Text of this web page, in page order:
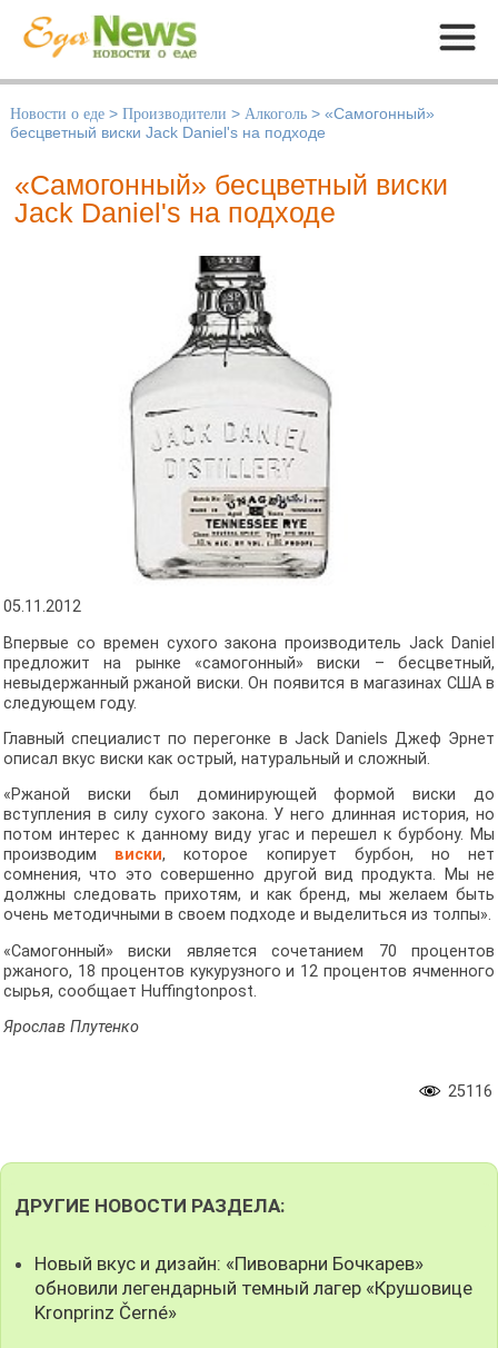
Меню
Новости о еде > Производители > Алкоголь > «Самогонный»
бесцветный виски Jack Daniel's на подходе
«Самогонный» бесцветный виски
Jack Daniel's на подходе
05.11.2012
Впервые со времен сухого закона производитель Jack Daniel
предложит на рынке «самогонный» виски – бесцветный,
невыдержанный ржаной виски. Он появится в магазинах США в
следующем году.
Главный специалист по перегонке в Jack Daniels Джеф Эрнет
описал вкус виски как острый, натуральный и сложный.
«Ржаной виски был доминирующей формой виски до
вступления в силу сухого закона. У него длинная история, но
потом интерес к данному виду угас и перешел к бурбону. Мы
производим виски, которое копирует бурбон, но нет
сомнения, что это совершенно другой вид продукта. Мы не
должны следовать прихотям, и как бренд, мы желаем быть
очень методичными в своем подходе и выделиться из толпы».
«Самогонный» виски является сочетанием 70 процентов
ржаного, 18 процентов кукурузного и 12 процентов ячменного
сырья, сообщает Huffingtonpost.
Ярослав Плутенко
25116
ДРУГИЕ НОВОСТИ РАЗДЕЛА:
Новый вкус и дизайн: «Пивоварни Бочкарев»
обновили легендарный темный лагер «Крушовице
Kronprinz Černé»